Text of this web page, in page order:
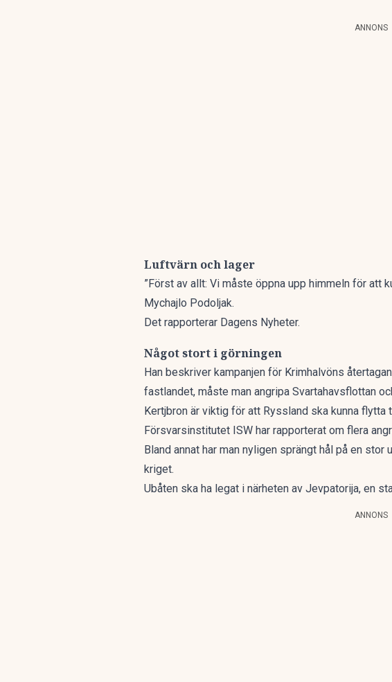
ANNONS
Luftvärn och lager
”Först av allt: Vi måste öppna upp himmeln för att
Mychajlo Podoljak.
Det rapporterar Dagens Nyheter.
Något stort i görningen
Han beskriver kampanjen för Krimhalvöns
fastlandet, måste man angripa Svartahavsflottan
Kertjbron är viktig för att Ryssland ska kunna
Försvarsinstitutet ISW har rapporterat om flera
Bland annat har man nyligen sprängt hål på en
kriget.
Ubåten ska ha legat i närheten av Jevpatorija, en
ANNONS